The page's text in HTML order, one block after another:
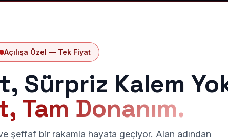
Açılışa Özel — Tek Fiyat
Sürpriz Kalem
Tam Donanım.
şeffaf bir rakamla hayata geçiyor. Alan adından